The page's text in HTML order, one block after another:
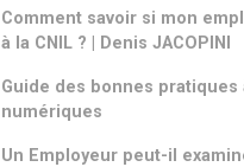
Comment savoir si mon
à la CNIL ? | Denis JACOPINI
Guide des bonnes
numériques
Un Employeur peut-il